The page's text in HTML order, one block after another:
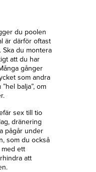
du poolen
är därför oftast
Ska du montera
att du har
gånger
som andra
balja”, om
sex till tio
dränering
pågår under
som du också
ett
att